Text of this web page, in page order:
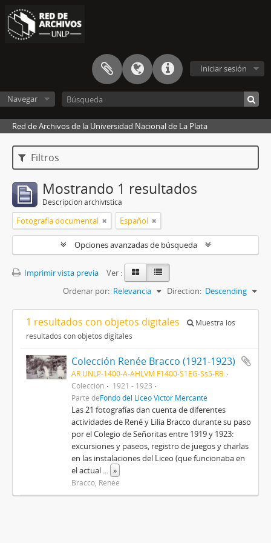
Iniciar sesión
Navegar
Red de Archivos de la Universidad Nacional de La Plata
Filtros
Mostrando 1 resultados
Descripción archivística
Fotografía documental Español
Opciones avanzadas de búsqueda
Imprimir vista previa
Ver :
Ordenar por: Relevancia Direction: Descending
1 resultados con objetos digitales
Muestra los
resultados con objetos digitales
Colección Renée Bracco (1921-1923)
AR UNLP-1400-A-AHLVM F1400-S1EG-Ss5-RB
Colección
1921 - 1923
Parte deFondo del Liceo Víctor Mercante
Las 21 fotografías dan cuenta de diferentes
actividades de René y Lilia Bracco durante su paso
por el Colegio de Señoritas entre 1919 y 1923:
excursiones y paseos, registro de juegos y charlas
en las instalaciones del Liceo (que funcionaba en
el actual ... »
Bracco, Renée